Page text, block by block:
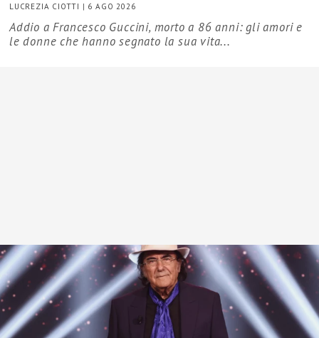
LUCREZIA CIOTTI | 6 AGO 2026
Addio a Francesco Guccini, morto a 86 anni: gli amori e
le donne che hanno segnato la sua vita...